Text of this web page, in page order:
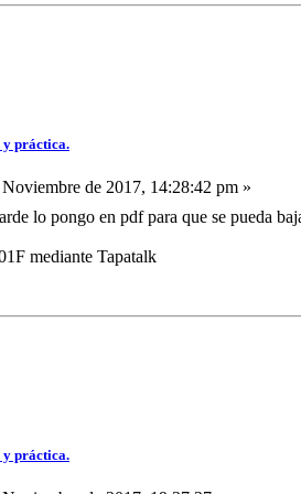
y práctica.
Noviembre de 2017, 14:28:42 pm »
lo pongo en pdf para que se pueda
mediante Tapatalk
y práctica.